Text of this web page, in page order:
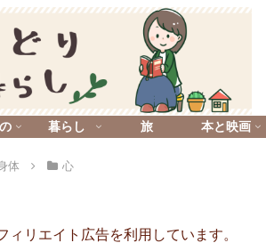
暮らし 旅 本と映画
体 心
リエイト広告を利用しています。